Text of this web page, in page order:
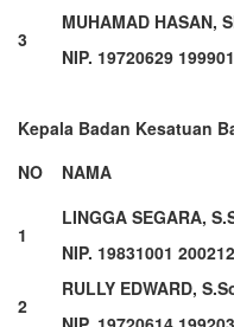
3
MUHAMAD HASAN,
NIP. 19720629
Kepala Badan Kesatuan
NO
NAMA
1
LINGGA SEGARA,
NIP. 19831001
2
RULLY EDWARD,